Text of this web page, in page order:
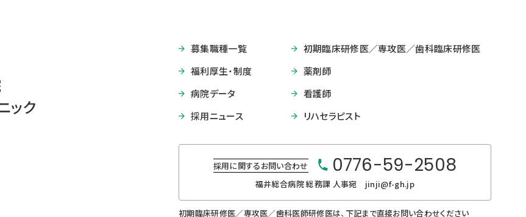
ック
募集職種一覧
福利厚生・制度
病院データ
採用ニュース
初期臨床研修医／専攻医／歯科臨床研修医
薬剤師
看護師
リハセラピスト
採用に関するお問い合わせ 0776-59-2508
福井総合病院 総務課 人事宛 jinji@f-gh.jp
初期臨床研修医／専攻医／歯科医師研修医は、 下記まで直接お問い合わせください